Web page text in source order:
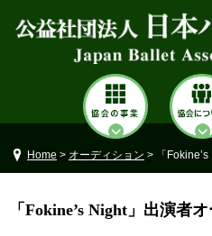
Home > オーディション > 「
「Fokine’s Night」出演者